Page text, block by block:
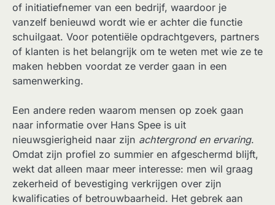
of initiatiefnemer van een bedrijf, waardoor je
vanzelf benieuwd wordt wie er achter die functie
schuilgaat. Voor potentiële opdrachtgevers, partners
of klanten is het belangrijk om te weten met wie ze te
maken hebben voordat ze verder gaan in een
samenwerking.
Een andere reden waarom mensen op zoek gaan
naar informatie over Hans Spee is uit
nieuwsgierigheid naar zijn achtergrond en ervaring.
Omdat zijn profiel zo summier en afgeschermd blijft,
wekt dat alleen maar meer interesse: men wil graag
zekerheid of bevestiging verkrijgen over zijn
kwalificaties of betrouwbaarheid. Het gebrek aan